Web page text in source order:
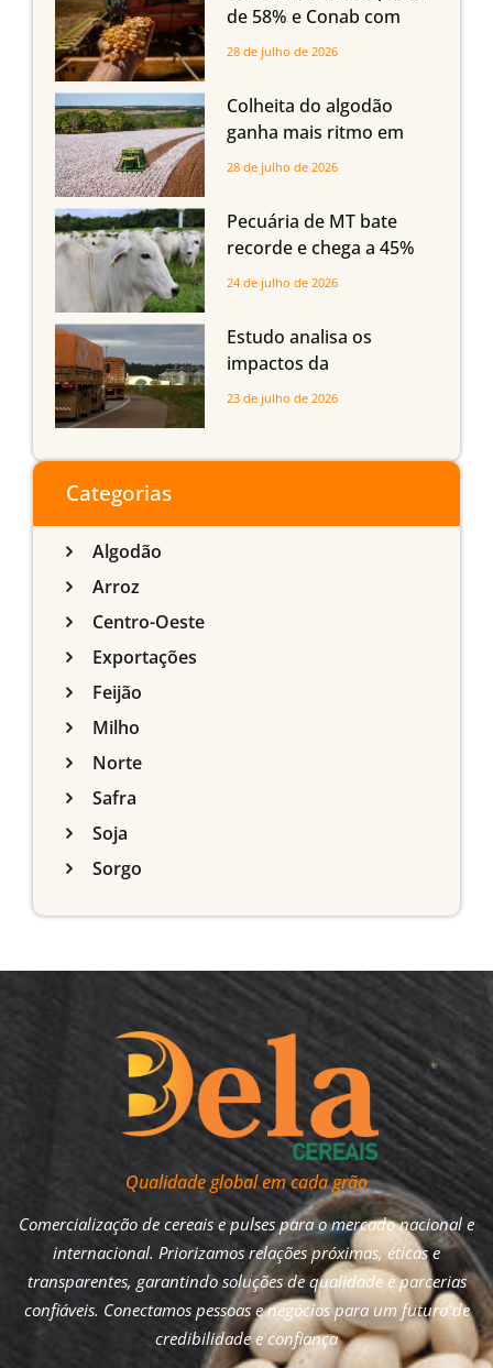
Imea
de 58% e Conab com
boas produtividades em
quedas em Tocantins,
Maranhão e Piauí
28 de julho de 2026
Colheita do algodão
ganha mais ritmo em
Mato Grosso, Mato
Maranhão
28 de julho de 2026
Pecuária de MT bate
recorde e chega a 45%
dos bovinos abatidos
24 de julho de 2026
Estudo analisa os
impactos da
infraestrutura logística
do Sul
23 de julho de 2026
Categorias
Algodão
Arroz
Centro-Oeste
Exportações
Feijão
Milho
Norte
Safra
Soja
Sorgo
Qualidade global em cada grão
Comercialização de cereais e pulses para o mercado nacional e
internacional. Priorizamos relações próximas, éticas e
transparentes, garantindo soluções de qualidade e parcerias
confiáveis. Conectamos pessoas e negócios para um futuro de
credibilidade e confiança